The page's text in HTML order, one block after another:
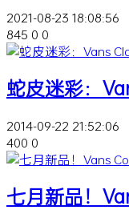
2021-08-23 18:08:56
845 0 0
蛇皮迷彩：
2014-09-22 21:52:06
400 0
七月新品！